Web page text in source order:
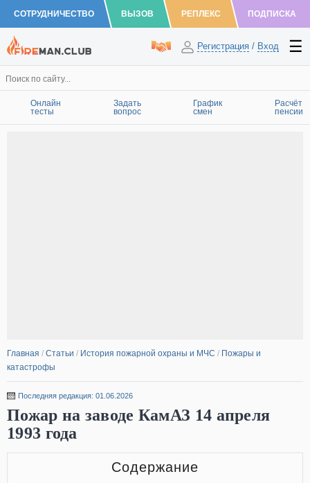
СОТРУДНИЧЕСТВО ВЫЗОВ РЕПЛЕКС ПОДПИСКА
Регистрация / Вход
Онлайн
тесты
Задать
вопрос
График
смен
Расчёт
пенсии
Главная / Статьи / История пожарной охраны и МЧС / Пожары и
катастрофы
Последняя редакция: 01.06.2026
Пожар на заводе КамАЗ 14 апреля
1993 года
Содержание